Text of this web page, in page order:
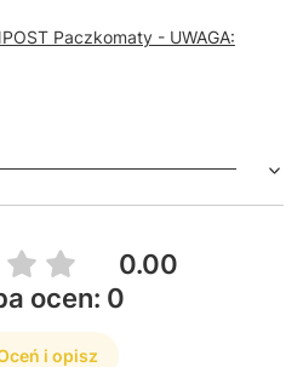
Paczkomaty - UWAGA:
0.00
ocen: 0
i opisz